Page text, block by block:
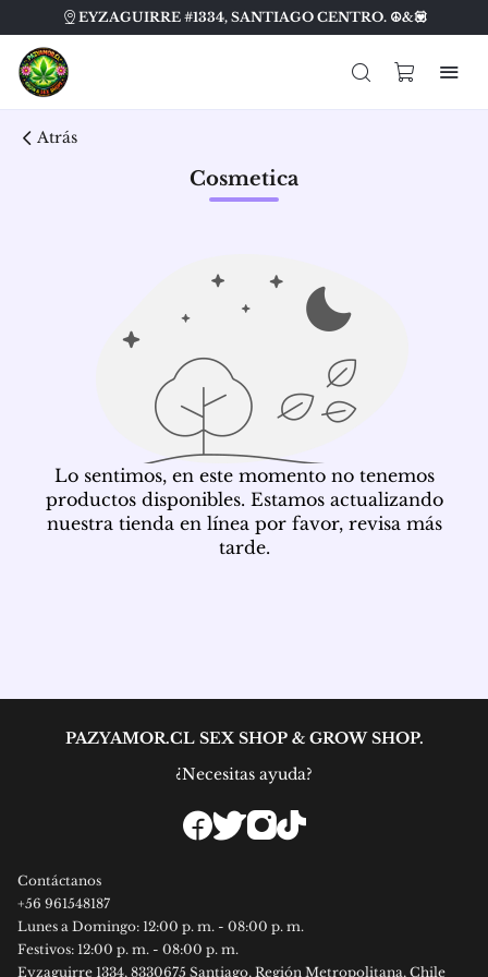
EYZAGUIRRE #1334, SANTIAGO CENTRO. ☮️&💟
Atrás
Cosmetica
Lo sentimos, en este momento no tenemos
productos disponibles. Estamos actualizando
nuestra tienda en línea por favor, revisa más
tarde.
PAZYAMOR.CL SEX SHOP & GROW SHOP.
¿Necesitas ayuda?
Contáctanos
+56 961548187
Lunes a Domingo: 12:00 p. m. - 08:00 p. m.
Festivos: 12:00 p. m. - 08:00 p. m.
Eyzaguirre 1334, 8330675 Santiago, Región Metropolitana, Chile